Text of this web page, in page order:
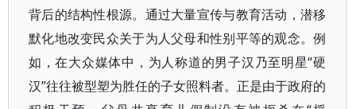
背后的结构性根源。通过大量宣传与教育活动，潜移
默化地改变民众关于为人父母和性别平等的观念。例
如，在大众媒体中，为人称道的男子汉乃至明星“硬
汉”往往被型塑为胜任的子女照料者。正是由于政府的